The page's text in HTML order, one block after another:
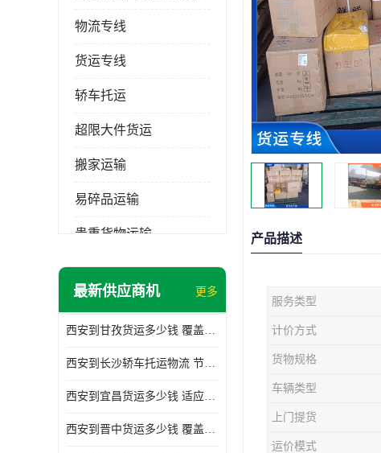
物流专线
货运专线
轿车托运
超限大件货运
搬家运输
易碎品运输
贵重货物运输
普通货物
危险品运输
最新供应商机 更多
西安到甘孜货运多少钱 覆盖面广 降低运输成本
西安到长沙轿车托运物流 节约时间 为客户节省大量时间和能源
西安到宜昌货运多少钱 适应能力强 降低运输成本
西安到晋中货运多少钱 覆盖面广 一站式运输
产品描述
服务类型
计价方式
货物规格
车辆类型
上门提货
运价模式